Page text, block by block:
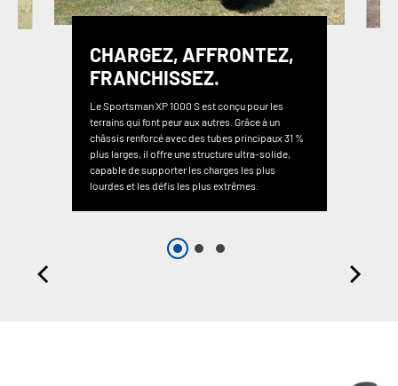
CHARGEZ, AFFRONTEZ,
FRANCHISSEZ.
Le Sportsman XP 1000 S est conçu pour les
terrains qui font peur aux autres. Grâce à un
châssis renforcé avec des tubes principaux 31 %
plus larges, il offre une structure ultra-solide,
capable de supporter les charges les plus
lourdes et les défis les plus extrêmes.